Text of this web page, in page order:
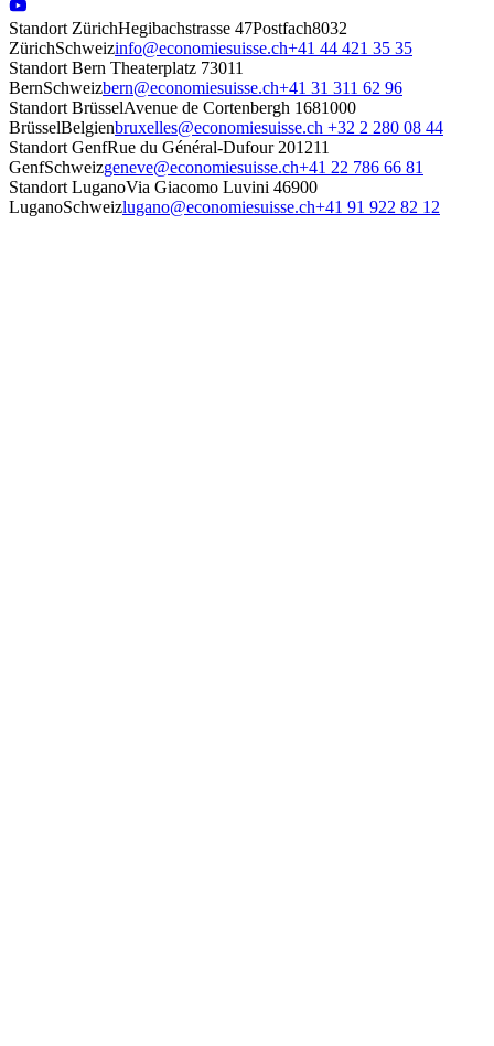
Standort ZürichHegibachstrasse 47Postfach8032
ZürichSchweizinfo@economiesuisse.ch+41 44 421 35 35
Standort Bern Theaterplatz 73011
BernSchweizbern@economiesuisse.ch+41 31 311 62 96
Standort BrüsselAvenue de Cortenbergh 1681000
BrüsselBelgienbruxelles@economiesuisse.ch +32 2 280 08 44
Standort GenfRue du Général-Dufour 201211
GenfSchweizgeneve@economiesuisse.ch+41 22 786 66 81
Standort LuganoVia Giacomo Luvini 46900
LuganoSchweizlugano@economiesuisse.ch+41 91 922 82 12